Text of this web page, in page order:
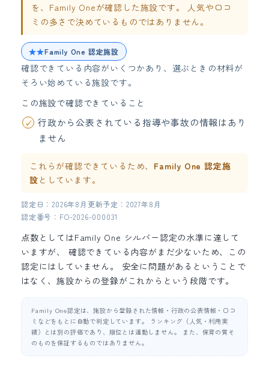
を、Family Oneが確認した施設です。 人気や口コ
ミの多さで決めているものではありません。
★★Family One 認定施設
確認できている内容がいくつかあり、選ぶときの材料が
そろい始めている施設です。
この施設で確認できていること
行政から公表されている指導や事故の情報はあり
ません
これらが確認できているため、 Family One 認定施
設 としています。
認定日：2026年8月 更新予定：2027年8月
認定番号：FO-2026-000031
点数としてはFamily One シルバー認定の水準に達して
いますが、 確認できている内容がまだ少ないため、この
認定にはしていません。 安全に問題があるということで
はなく、施設からの登録がこれからという段階です。
Family One認定は、施設から登録された情報・行政の公表情報・口コ
ミなどをもとに自動で判定しています。 ランキング（人気・利用実
績）とは別の評価であり、順位とは連動しません。 また、保育の質そ
のものを保証するものではありません。